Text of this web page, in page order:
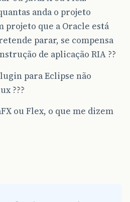
anda o projeto
projeto que a Oracle está
parar, se compensa
de aplicação RIA ??
para Eclipse não
???
ou Flex, o que me dizem